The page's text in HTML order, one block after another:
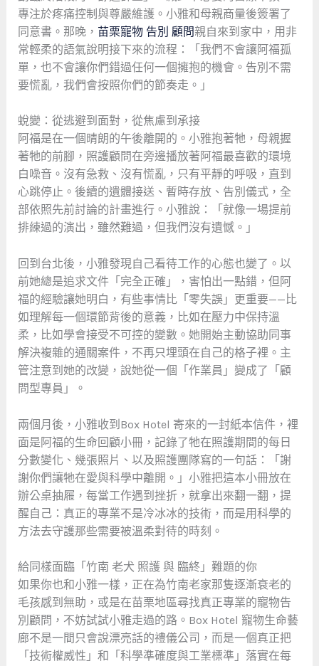
專注於疼痛控制與尊嚴維護。小雅和母親商量後簽署了
同意書。那晚， 苗栗寵物 告別 顧問親自來到家中，用非
常輕柔的語氣說明接下來的流程：「我們不會讓阿福孤
單，也不會讓你們錯過任何一個擁抱的機會。告別不需
要慌亂，我們會按照你們的節奏走。」
蛻變：從逃避到面對，從焦慮到承接
阿福是在一個晴朗的午後離開的。小雅抱著牠，母親握
著牠的前腳，照護顧問在旁邊播放著阿福最喜歡的環境
白噪音。沒有急救、沒有慌亂，只有平靜的呼吸，直到
心跳停止。後續的遺體接送、暫時存放、告別儀式，全
部依照先前討論的計畫進行。小雅說：「就像一場提前
排練過的演出，雖然難過，但我們沒有遺憾。」
回到台北後，小雅發現自己看待工作的心態也變了。以
前她總是追求文件「完全正確」，害怕出一點錯，但阿
福的經驗讓她明白，有些事情比「零失誤」更重要——比
如理解每一個環節背後的意義，比如在壓力中保持溫
柔，比如學會接受不可控的變數。她開始主動協助同事
解決複雜的通關案件，不再只埋頭在自己的格子裡。主
管注意到她的改變，說她從一個「作業員」變成了「顧
問型專員」。
兩個月後，小雅收到Box Hotel 寄來的一封紙本信件，裡
面是阿福的生命回顧小冊，記錄了牠在照護期間的每日
分數變化、幾張照片、以及照護團隊寫的一句話：「謝
謝你們讓牠在愛與科學中離開。」小雅把這本小冊放在
辦公桌抽屜，每當工作遇到挫折，就拿出來翻一翻，提
醒自己：真正的專業不是冷冰冰的技術，而是用科學的
方法去守護那些需要被溫柔對待的時刻。
給同樣面臨「竹南 老犬 照護 與 臨終」難題的你
如果你也和小雅一樣，正在為竹南老家那隻逐漸衰老的
毛孩感到無助，或是在苗栗地區尋找真正專業的寵物告
別顧問，不妨試試小雅走過的路。Box Hotel 寵物生命藝
廊不是一間只會說漂亮話的禮儀公司，而是一個真正把
「技術權威性」和「科學準確度與工業標準」落實在每